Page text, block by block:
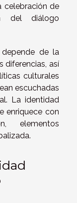
celebración de
del diálogo
de la
diferencias, así
culturales
escuchadas
La identidad
enriquece con
elementos